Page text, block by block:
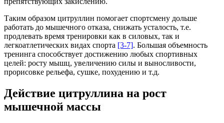
Таким образом цитруллин помогает спортсмену дольше
работать до мышечного отказа, снижать усталость, т.е.
продлевать время тренировки как в силовых, так и
легкоатлетических видах спорта [3-7]. Большая объемность
тренинга способствует достижению любых спортивных
целей: росту мышц, увеличению силы и выносливости,
прорисовке рельефа, сушке, похудению и т.д.
Действие цитруллина на рост
мышечной массы